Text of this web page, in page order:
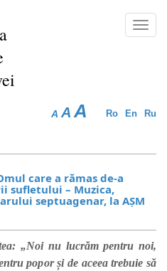
Ro En Ru
A A A
care a rămas de-a
sufletului – Muzica,
septuagenar, la AȘM
„Noi nu lucrăm pentru noi,
popor și de aceea trebuie să